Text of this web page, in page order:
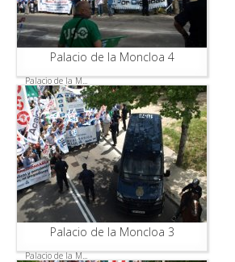
Palacio de la Moncloa 4
Palacio de la M...
Palacio de la Moncloa 3
Palacio de la M...